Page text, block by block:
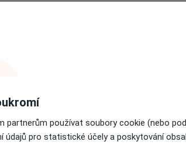
partnerům používat soubory cookie (nebo
údajů pro statistické účely a poskytování